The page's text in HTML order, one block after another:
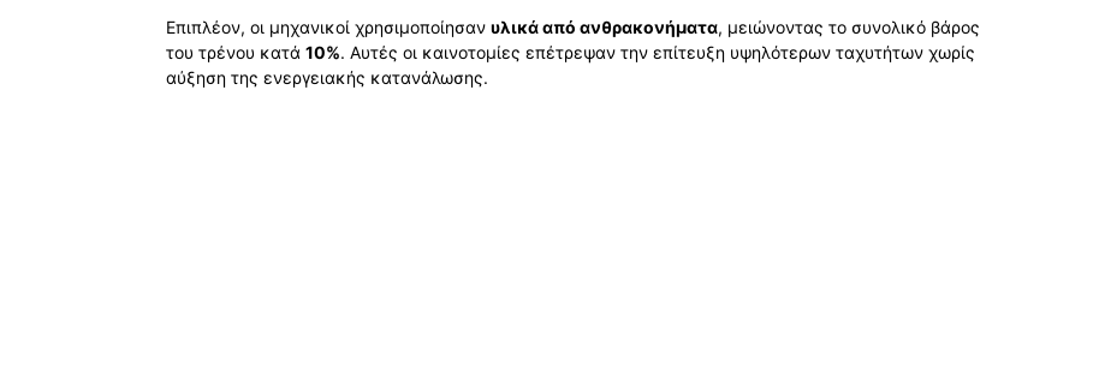
Επιπλέον, οι μηχανικοί χρησιμοποίησαν υλικά από ανθρακονήματα, μειώνοντας το συνολικό βάρος
του τρένου κατά 10%. Αυτές οι καινοτομίες επέτρεψαν την επίτευξη υψηλότερων ταχυτήτων χωρίς
αύξηση της ενεργειακής κατανάλωσης.